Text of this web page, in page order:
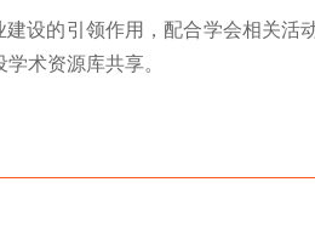
建设的引领作用 ，配合学会相关活
学术资源库共享。